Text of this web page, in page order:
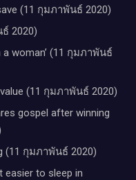
save (11 กุมภาพันธ์ 2020)
2020)
a woman’ (11 กุมภาพันธ์
(11 กุมภาพันธ์ 2020)
gospel after winning
(11 กุมภาพันธ์ 2020)
easier to sleep in